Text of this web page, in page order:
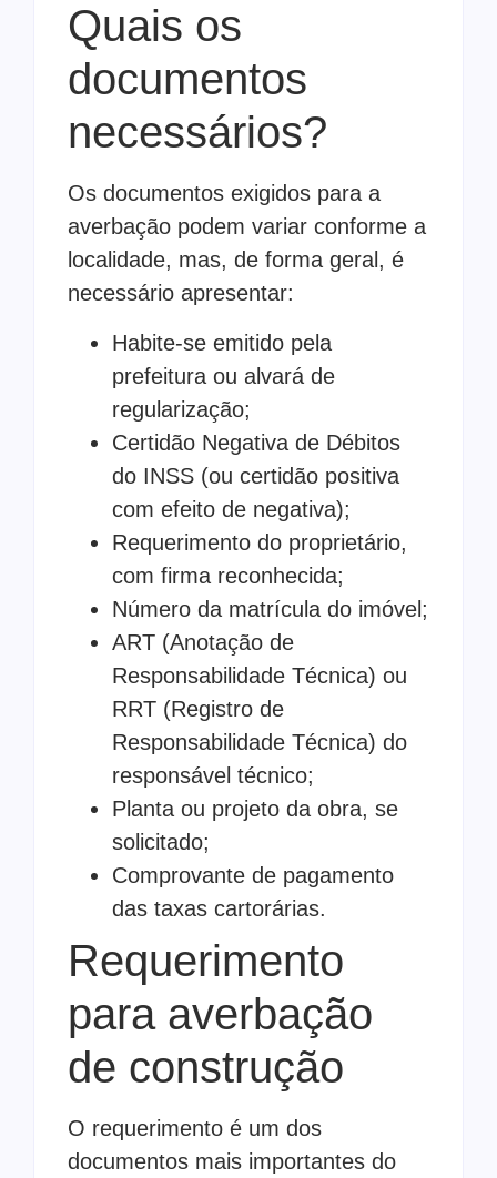
Quais os
documentos
necessários?
Os documentos exigidos para a
averbação podem variar conforme a
localidade, mas, de forma geral, é
necessário apresentar:
Habite-se emitido pela
prefeitura ou alvará de
regularização;
Certidão Negativa de Débitos
do INSS (ou certidão positiva
com efeito de negativa);
Requerimento do proprietário,
com firma reconhecida;
Número da matrícula do imóvel;
ART (Anotação de
Responsabilidade Técnica) ou
RRT (Registro de
Responsabilidade Técnica) do
responsável técnico;
Planta ou projeto da obra, se
solicitado;
Comprovante de pagamento
das taxas cartorárias.
Requerimento
para averbação
de construção
O requerimento é um dos
documentos mais importantes do